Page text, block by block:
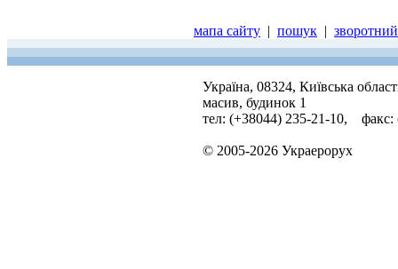
мапа сайту | пошук |
Україна, 08324, Київська
масив, будинок 1
тел: (+38044) 235-21-10, факс:
© 2005-2026 Украерорух